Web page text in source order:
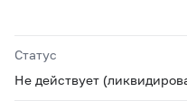
Статус
Не действует